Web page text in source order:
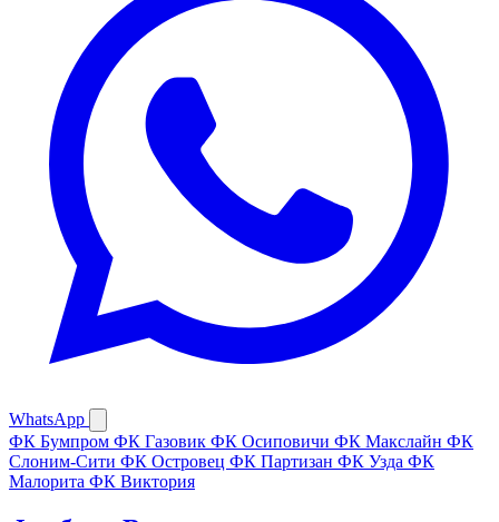
WhatsApp
ФК Бумпром ФК Газовик ФК Осиповичи ФК Макслайн ФК
Слоним-Сити ФК Островец ФК Партизан ФК Узда ФК
Малорита ФК Виктория